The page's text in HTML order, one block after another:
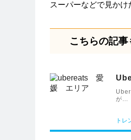
スーパーなどで見かけ
こちらの記
が…
トレ